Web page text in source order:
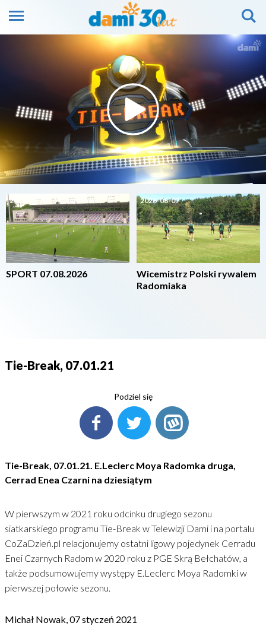
2026-08-07
SPORT 07.08.2026
2026-08-07
Wicemistrz Polski rywalem
Radomiaka
Tie-Break, 07.01.21
Podziel się
Tie-Break, 07.01.21. E.Leclerc Moya Radomka druga,
Cerrad Enea Czarni na dziesiątym
W pierwszym w 2021 roku odcinku drugiego sezonu
siatkarskiego programu Tie-Break w Telewizji Dami i na portalu
CoZaDzień.pl relacjonujemy ostatni ligowy pojedynek Cerradu
Enei Czarnych Radom w 2020 roku z PGE Skrą Bełchatów, a
także podsumowujemy występy E.Leclerc Moya Radomki w
pierwszej połowie sezonu.
Michał Nowak, 07 styczeń 2021